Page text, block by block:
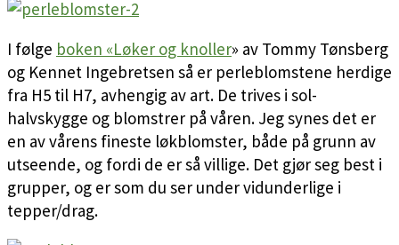
I følge boken «Løker og knoller» av Tommy Tønsberg
og Kennet Ingebretsen så er perleblomstene herdige
fra H5 til H7, avhengig av art. De trives i sol-
halvskygge og blomstrer på våren. Jeg synes det er
en av vårens fineste løkblomster, både på grunn av
utseende, og fordi de er så villige. Det gjør seg best i
grupper, og er som du ser under vidunderlige i
tepper/drag.